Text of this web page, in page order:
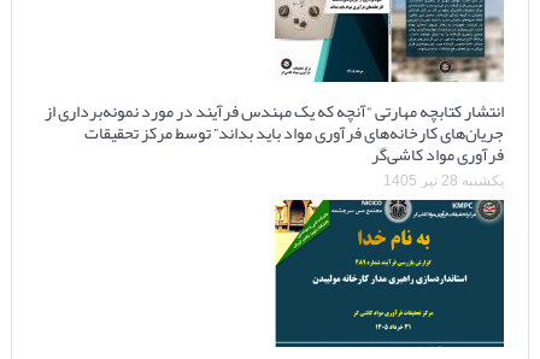
انتشار کتابچه مهارتی “آنچه که یک مهندس فرآیند در مورد نمونه‌برداری از
جریان‌های کارخانه‌های فرآوری مواد باید بداند” توسط مرکز تحقیقات
فرآوری مواد کاشی‌گر
یکشنبه 28 تیر 1405